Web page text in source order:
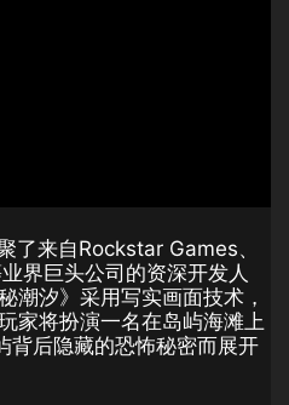
来自Rockstar Games、
界巨头公司的资深开发人
潮汐》采用写实画面技术，
家将扮演一名在岛屿海滩上
背后隐藏的恐怖秘密而展开